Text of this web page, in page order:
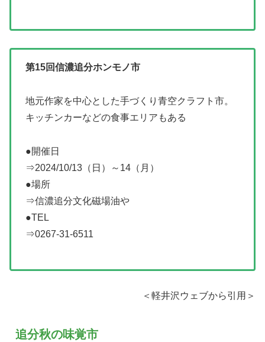
第15回信濃追分ホンモノ市
地元作家を中心とした手づくり青空クラフト市。
キッチンカーなどの食事エリアもある
●開催日
⇒2024/10/13（日）～14（月）
●場所
⇒信濃追分文化磁場油や
●TEL
⇒0267-31-6511
＜軽井沢ウェブから引用＞
追分秋の味覚市